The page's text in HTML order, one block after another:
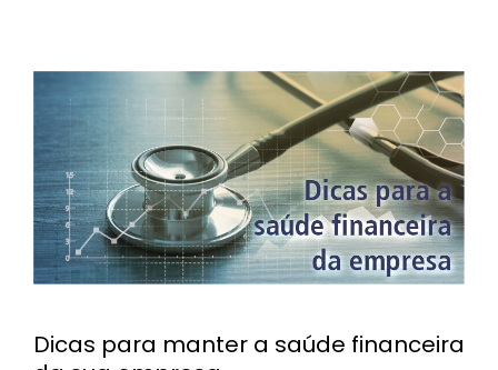
Dicas para manter a saúde financeira